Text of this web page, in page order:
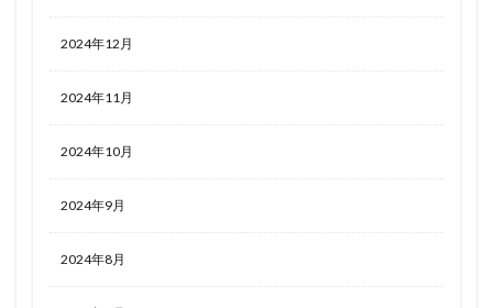
2024年12月
2024年11月
2024年10月
2024年9月
2024年8月